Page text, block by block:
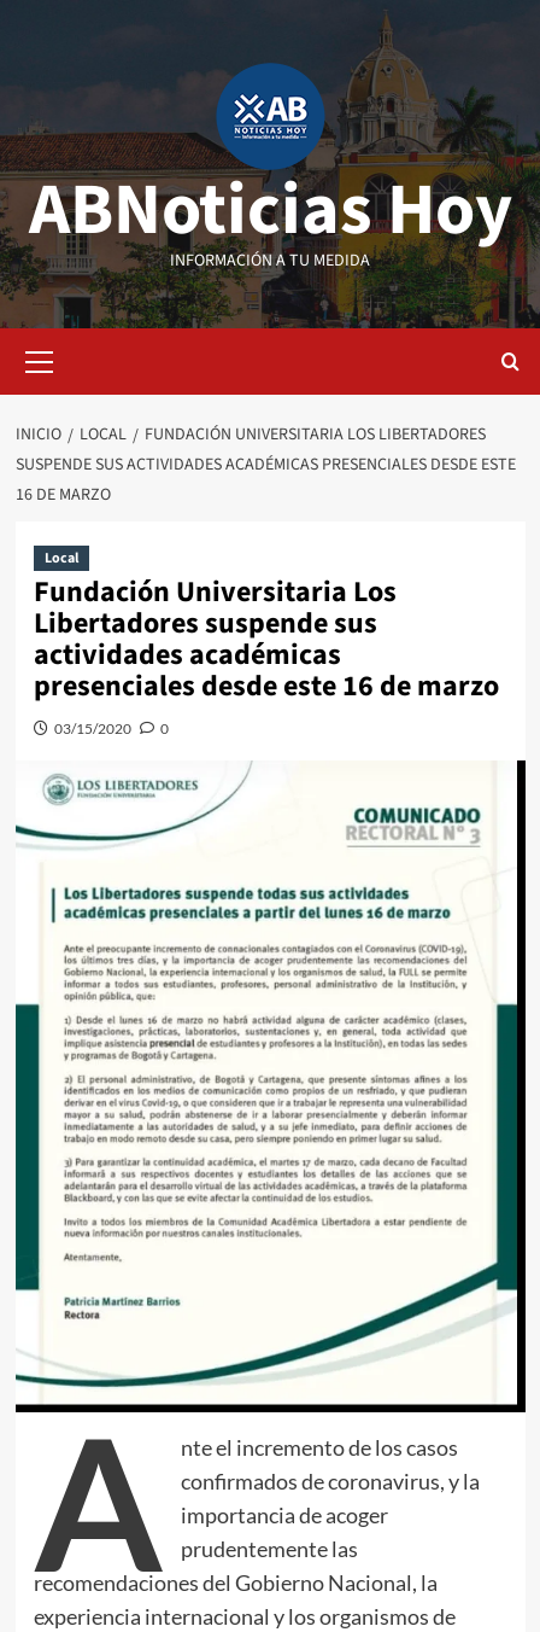
ABNoticias Hoy
INFORMACIÓN A TU MEDIDA
primario
INICIO LOCAL
FUNDACIÓN UNIVERSITARIA LOS LIBERTADORES
SUSPENDE SUS ACTIVIDADES ACADÉMICAS PRESENCIALES DESDE ESTE
16 DE MARZO
Local
Fundación Universitaria Los
Libertadores suspende sus
actividades académicas
presenciales desde este 16 de marzo
03/15/2020 0
A
nte el incremento de los casos
confirmados de coronavirus, y la
importancia de acoger
prudentemente las
recomendaciones del Gobierno Nacional, la
experiencia internacional y los organismos de